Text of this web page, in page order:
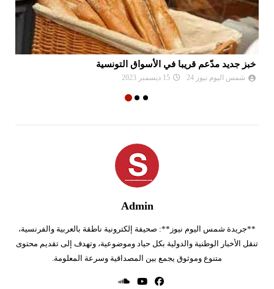
خبز جديد مدّعم قريبا في الأسواق التونسية
شمس اليوم نيوز 24 15 ديسمبر 2023
Admin
**جريدة شمس اليوم نيوز**: صحيفة إلكترونية ناطقة بالعربية والفرنسية،
تنقل الأخبار الوطنية والدولية بكل حياد وموضوعية، وتهدف إلى تقديم محتوى
متنوع وموثوق يجمع بين المصداقية وسرعة المعلومة.